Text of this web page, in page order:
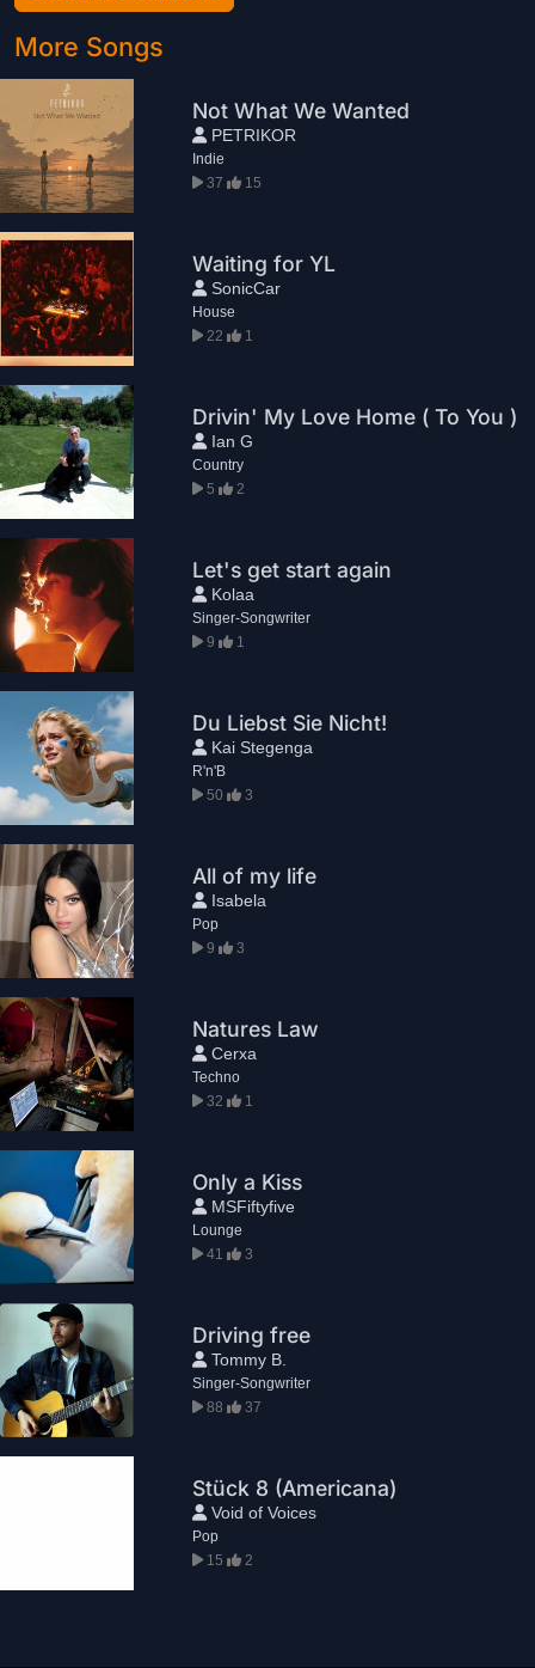
More Songs
Not What We Wanted
PETRIKOR
Indie
37
15
Waiting for YL
SonicCar
House
22
1
Drivin' My Love Home ( To You )
Ian G
Country
5
2
Let's get start again
Kolaa
Singer-Songwriter
9
1
Du Liebst Sie Nicht!
Kai Stegenga
R'n'B
50
3
All of my life
Isabela
Pop
9
3
Natures Law
Cerxa
Techno
32
1
Only a Kiss
MSFiftyfive
Lounge
41
3
Driving free
Tommy B.
Singer-Songwriter
88
37
Stück 8 (Americana)
Void of Voices
Pop
15
2